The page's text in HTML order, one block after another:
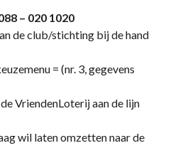
– 020 1020
de club/stichting bij de hand
= (nr. 3, gegevens
VriendenLoterij aan de lijn
wil laten omzetten naar de